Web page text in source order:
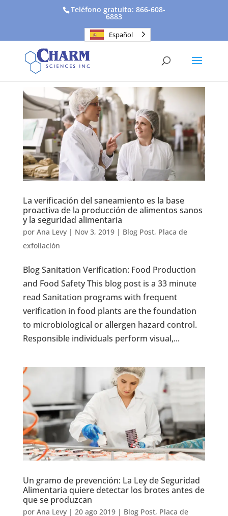
Teléfono gratuito: 866-608-
6883
Español
La verificación del saneamiento es la base
proactiva de la producción de alimentos sanos
y la seguridad alimentaria
por Ana Levy| Nov 3, 2019| Blog Post, Placa de
exfoliación
Blog Sanitation Verification: Food Production
and Food Safety This blog post is a 33 minute
read Sanitation programs with frequent
verification in food plants are the foundation
to microbiological or allergen hazard control.
Responsible individuals perform visual,...
Un gramo de prevención: La Ley de Seguridad
Alimentaria quiere detectar los brotes antes de
que se produzcan
por Ana Levy| 20 ago 2019| Blog Post, Placa de